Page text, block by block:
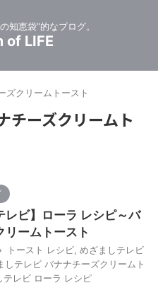
知恵袋”的なブログ。
of LIFE
ズクリームトースト
チーズクリームト
レビ】ローラ レシピ～バ
リームトースト
トースト レシピ めざましテレビ
しテレビ バナナチーズクリームト
テレビ ローラ レシピ